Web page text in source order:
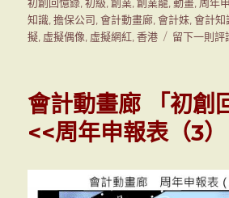
知識 ,擔保公司 ,會計動畫廊 ,會計妹 ,會計知
擬 虛擬偶像 虛擬網紅 ,香港 留下一則評
會計動畫廊 「初創
<<周年申報表（3